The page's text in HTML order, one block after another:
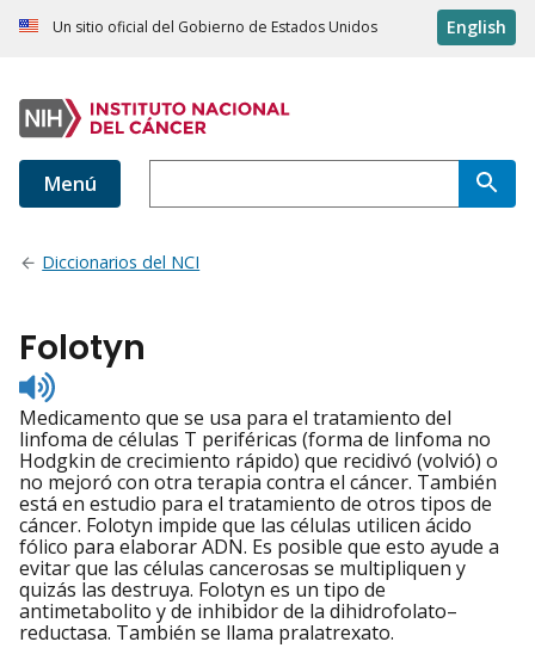
Un sitio oficial del Gobierno de Estados Unidos English
Menú
Diccionarios del NCI
Folotyn
Listen
to
pronunciation
Medicamento que se usa para el tratamiento del
linfoma de células T periféricas (forma de linfoma no
Hodgkin de crecimiento rápido) que recidivó (volvió) o
no mejoró con otra terapia contra el cáncer. También
está en estudio para el tratamiento de otros tipos de
cáncer. Folotyn impide que las células utilicen ácido
fólico para elaborar ADN. Es posible que esto ayude a
evitar que las células cancerosas se multipliquen y
quizás las destruya. Folotyn es un tipo de
antimetabolito y de inhibidor de la dihidrofolato–
reductasa. También se llama pralatrexato.